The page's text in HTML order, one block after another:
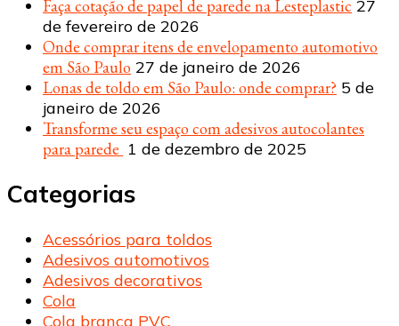
Faça cotação de papel de parede na Lesteplastic 27
de fevereiro de 2026
Onde comprar itens de envelopamento automotivo
em São Paulo 27 de janeiro de 2026
Lonas de toldo em São Paulo: onde comprar? 5 de
janeiro de 2026
Transforme seu espaço com adesivos autocolantes
para parede 1 de dezembro de 2025
Categorias
Acessórios para toldos
Adesivos automotivos
Adesivos decorativos
Cola
Cola branca PVC